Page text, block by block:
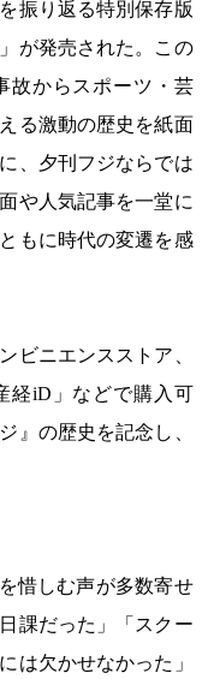
振り返る特別保存版
が発売された。この
故からスポーツ・芸
る激動の歴史を紙面
、夕刊フジならでは
や人気記事を一堂に
もに時代の変遷を感
ビニエンスストア、
経iD」などで購入可
』の歴史を記念し、
惜しむ声が多数寄せ
課だった」「スクー
は欠かせなかった」